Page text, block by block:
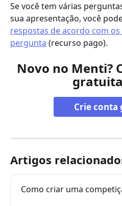
Se você tem várias
sua apresentação, você
respostas de acordo com
pergunta (recurso pago).
Novo no Menti?
Crie conta
Artigos
Como criar uma